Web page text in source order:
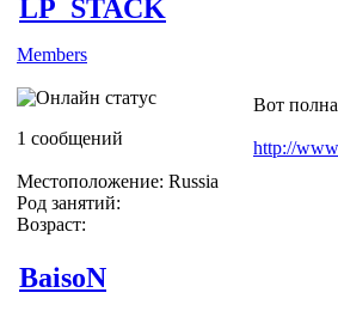
LP_STACK
Members
1 сообщений
Местоположение: Russia
Род занятий:
Возраст:
Вот
http://
BaisoN